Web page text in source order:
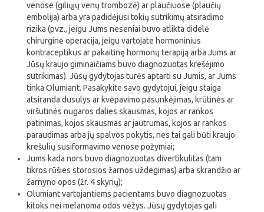
venose (giliųjų venų trombozė) ar plaučiuose (plaučių
embolija) arba yra padidėjusi tokių sutrikimų atsiradimo
rizika (pvz., jeigu Jums neseniai buvo atlikta didelė
chirurginė operacija, jeigu vartojate hormoninius
kontraceptikus ar pakaitinę hormonų terapiją arba Jums ar
Jūsų kraujo giminaičiams buvo diagnozuotas krešėjimo
sutrikimas). Jūsų gydytojas turės aptarti su Jumis, ar Jums
tinka Olumiant. Pasakykite savo gydytojui, jeigu staiga
atsiranda dusulys ar kvėpavimo pasunkėjimas, krūtinės ar
viršutinės nugaros dalies skausmas, kojos ar rankos
patinimas, kojos skausmas ar jautrumas, kojos ar rankos
paraudimas arba jų spalvos pokytis, nes tai gali būti kraujo
krešulių susiformavimo venose požymiai;
Jums kada nors buvo diagnozuotas divertikulitas (tam
tikros rūšies storosios žarnos uždegimas) arba skrandžio ar
žarnyno opos (žr. 4 skyrių);
Olumiant vartojantiems pacientams buvo diagnozuotas
kitoks nei melanoma odos vėžys. Jūsų gydytojas gali